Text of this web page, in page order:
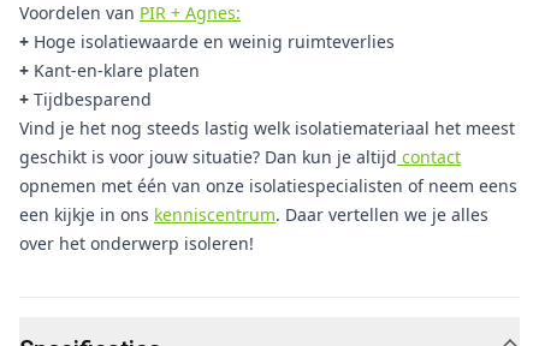
Voordelen van PIR + Agnes:
+ Hoge isolatiewaarde en weinig ruimteverlies
+ Kant-en-klare platen
+ Tijdbesparend
Vind je het nog steeds lastig welk isolatiemateriaal het meest
geschikt is voor jouw situatie? Dan kun je altijd contact
opnemen met één van onze isolatiespecialisten of neem eens
een kijkje in ons kenniscentrum. Daar vertellen we je alles
over het onderwerp isoleren!